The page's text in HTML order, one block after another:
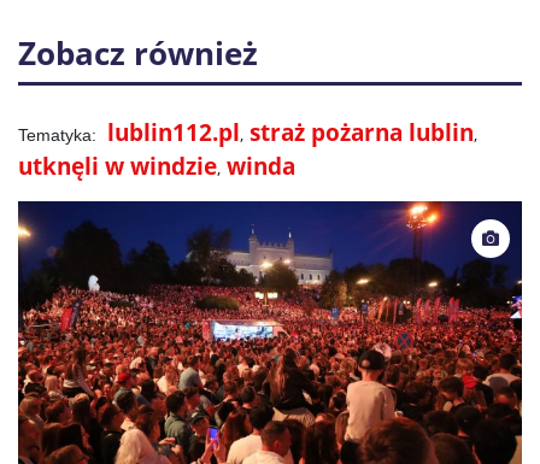
Zobacz również
lublin112.pl straż pożarna lublin
utknęli w windzie winda